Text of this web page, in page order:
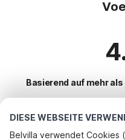
DIESE WEBSEITE
Belvilla verwendet Cookies
Basierend auf mehr
Beliebteste